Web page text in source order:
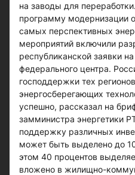
на заводы для
программу модернизации
самых перспективных
мероприятий включили
республиканской заявки
федерального центра.
господдержки тех
энергосберегающих
успешно, рассказал на
замминистра энергетики
поддержку различных
может быть выделено до
этом 40 процентов
вложено в жилищно-